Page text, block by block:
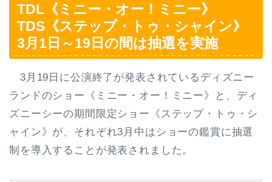
TDL《ミニー・オー！ミニー》
TDS《ステップ・トゥ・シャイン》
3月1日～19日の間は抽選を実施
3月19日に公演終了が発表されているディズニー
ランドのショー《ミニー・オー！ミニー》と、ディ
ズニーシーの期間限定ショー《ステップ・トゥ・シ
ャイン》が、それぞれ3月中はショーの鑑賞に抽選
制を導入することが発表されました。